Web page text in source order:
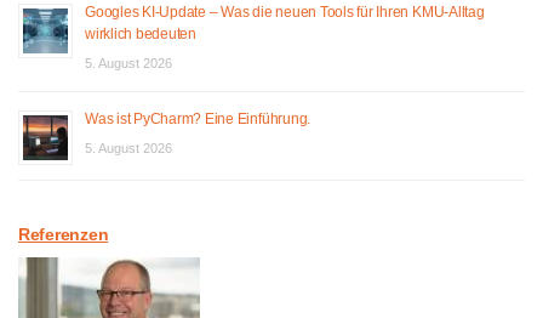
Googles KI-Update – Was die neuen Tools für Ihren KMU-Alltag
wirklich bedeuten
5. August 2026
Was ist PyCharm? Eine Einführung.
5. August 2026
Referenzen